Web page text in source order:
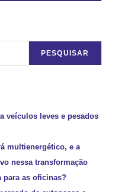
PESQUISAR
veículos leves e pesados
multienergético, e a
nessa transformação
para as oficinas?